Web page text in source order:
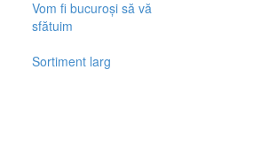
Vom fi bucuroși să vă
sfătuim
Sortiment larg